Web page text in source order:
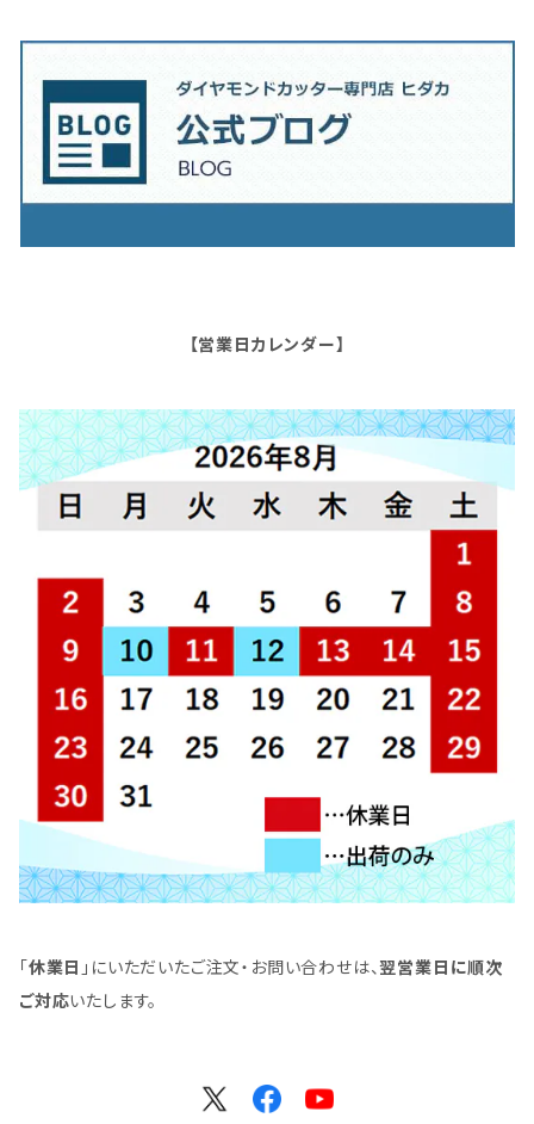
【営業日カレンダー】
「休業日 」にいただいたご注文・お問い合わせは、翌営業日に順次
ご対応いたします。